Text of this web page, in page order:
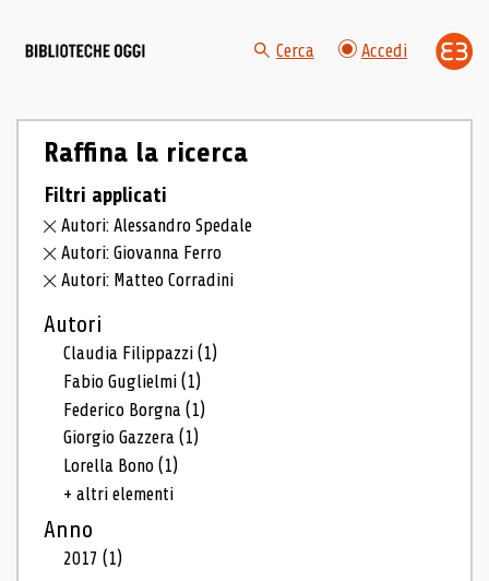
Cerca Accedi
Raffina la ricerca
Filtri applicati
Autori: Alessandro Spedale
Autori: Giovanna Ferro
Autori: Matteo Corradini
Autori
Claudia Filippazzi(1)
Fabio Guglielmi(1)
Federico Borgna(1)
Giorgio Gazzera(1)
Lorella Bono(1)
+ altri elementi
Anno
2017(1)